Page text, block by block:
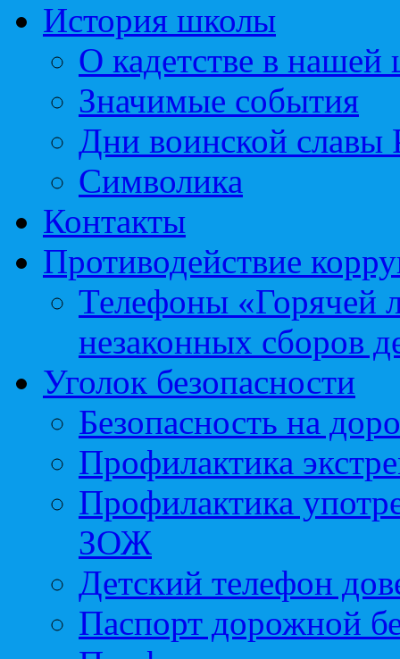
История школы
О кадетстве в нашей
Значимые события
Дни воинской славы
Символика
Контакты
Противодействие
Телефоны «Горячей
незаконных сборов
Уголок безопасности
Безопасность на
Профилактика
Профилактика
ЗОЖ
Детский телефон
Паспорт дорожной